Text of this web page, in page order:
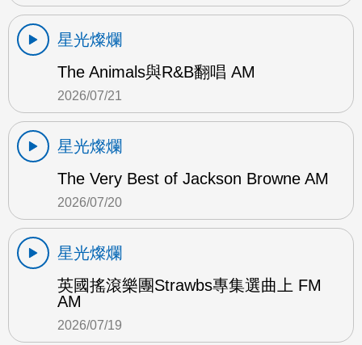
星光燦爛
The Animals與R&B翻唱 AM
2026/07/21
星光燦爛
The Very Best of Jackson Browne AM
2026/07/20
星光燦爛
英國搖滾樂團Strawbs專集選曲上 FM
AM
2026/07/19